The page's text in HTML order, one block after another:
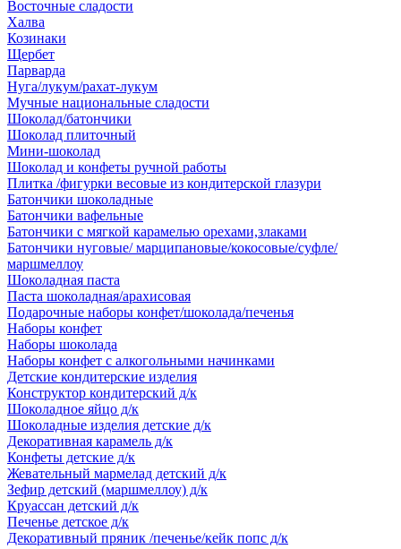
Восточные сладости
Халва
Козинаки
Щербет
Парварда
Нуга/лукум/рахат-лукум
Мучные национальные сладости
Шоколад/батончики
Шоколад плиточный
Мини-шоколад
Шоколад и конфеты ручной работы
Плитка /фигурки весовые из кондитерской глазури
Батончики шоколадные
Батончики вафельные
Батончики с мягкой карамелью орехами,злаками
Батончики нуговые/ марципановые/кокосовые/суфле/
маршмеллоу
Шоколадная паста
Паста шоколадная/арахисовая
Подарочные наборы конфет/шоколада/печенья
Наборы конфет
Наборы шоколада
Наборы конфет с алкогольными начинками
Детские кондитерские изделия
Конструктор кондитерский д/к
Шоколадное яйцо д/к
Шоколадные изделия детские д/к
Декоративная карамель д/к
Конфеты детские д/к
Жевательный мармелад детский д/к
Зефир детский (маршмеллоу) д/к
Круассан детский д/к
Печенье детское д/к
Декоративный пряник /печенье/кейк попс д/к